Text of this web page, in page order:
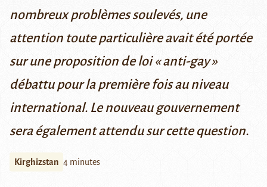
nombreux problèmes soulevés, une
attention toute particulière avait été portée
sur une proposition de loi « anti-gay »
débattu pour la première fois au niveau
international. Le nouveau gouvernement
sera également attendu sur cette question.
Kirghizstan 4 minutes